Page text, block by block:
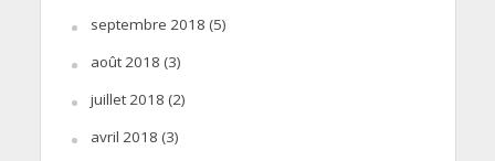
septembre 2018 (5)
août 2018 (3)
juillet 2018 (2)
avril 2018 (3)